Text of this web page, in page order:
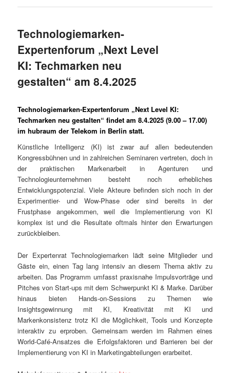
Technologiemarken-
Expertenforum „Next Level
KI: Techmarken neu
gestalten“ am 8.4.2025
Technologiemarken-Expertenforum „Next Level KI:
Techmarken neu gestalten“ findet am 8.4.2025 (9.00 – 17.00)
im hubraum der Telekom in Berlin statt.
Künstliche Intelligenz (KI) ist zwar auf allen bedeutenden
Kongressbühnen und in zahlreichen Seminaren vertreten, doch in
der praktischen Markenarbeit in Agenturen und
Technologieunternehmen besteht noch erhebliches
Entwicklungspotenzial. Viele Akteure befinden sich noch in der
Experimentier- und Wow-Phase oder sind bereits in der
Frustphase angekommen, weil die Implementierung von KI
komplex ist und die Resultate oftmals hinter den Erwartungen
zurückbleiben.
Der Expertenrat Technologiemarken lädt seine Mitglieder und
Gäste ein, einen Tag lang intensiv an diesem Thema aktiv zu
arbeiten. Das Programm umfasst praxisnahe Impulsvorträge und
Pitches von Start-ups mit dem Schwerpunkt KI & Marke. Darüber
hinaus bieten Hands-on-Sessions zu Themen wie
Insightsgewinnung mit KI, Kreativität mit KI und
Markenkonsistenz trotz KI die Möglichkeit, Tools und Konzepte
interaktiv zu erproben. Gemeinsam werden im Rahmen eines
World-Café-Ansatzes die Erfolgsfaktoren und Barrieren bei der
Implementierung von KI in Marketingabteilungen erarbeitet.